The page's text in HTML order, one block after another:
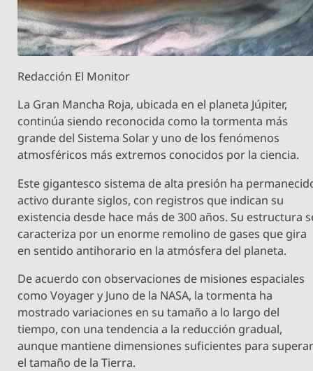
Redacción El Monitor
La Gran Mancha Roja, ubicada en el planeta Júpiter,
continúa siendo reconocida como la tormenta más
grande del Sistema Solar y uno de los fenómenos
atmosféricos más extremos conocidos por la ciencia.
Este gigantesco sistema de alta presión ha
activo durante siglos, con registros que indican su
existencia desde hace más de 300 años. Su estructura
caracteriza por un enorme remolino de gases que gira
en sentido antihorario en la atmósfera del planeta.
De acuerdo con observaciones de misiones espaciales
como Voyager y Juno de la NASA, la tormenta ha
mostrado variaciones en su tamaño a lo largo del
tiempo, con una tendencia a la reducción gradual,
aunque mantiene dimensiones suficientes para
el tamaño de la Tierra.